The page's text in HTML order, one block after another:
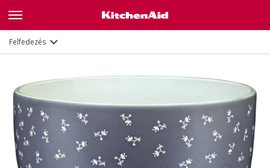
Felfedezés Leírás